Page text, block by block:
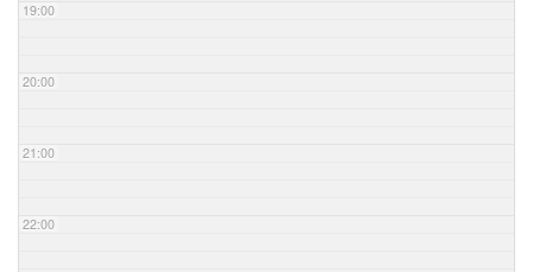
19:00
20:00
21:00
22:00